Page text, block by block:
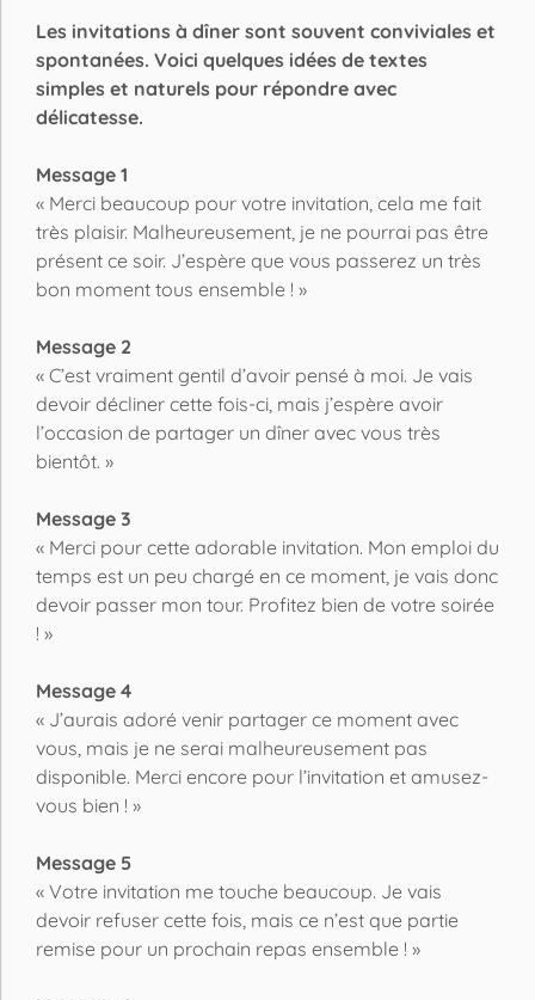
Les invitations à dîner sont souvent conviviales et
spontanées. Voici quelques idées de textes
simples et naturels pour répondre avec
délicatesse.
Message 1
« Merci beaucoup pour votre invitation, cela me fait
très plaisir. Malheureusement, je ne pourrai pas être
présent ce soir. J’espère que vous passerez un très
bon moment tous ensemble ! »
Message 2
« C’est vraiment gentil d’avoir pensé à moi. Je vais
devoir décliner cette fois-ci, mais j’espère avoir
l’occasion de partager un dîner avec vous très
bientôt. »
Message 3
« Merci pour cette adorable invitation. Mon emploi du
temps est un peu chargé en ce moment, je vais donc
devoir passer mon tour. Profitez bien de votre soirée
! »
Message 4
« J’aurais adoré venir partager ce moment avec
vous, mais je ne serai malheureusement pas
disponible. Merci encore pour l’invitation et amusez-
vous bien ! »
Message 5
« Votre invitation me touche beaucoup. Je vais
devoir refuser cette fois, mais ce n’est que partie
remise pour un prochain repas ensemble ! »